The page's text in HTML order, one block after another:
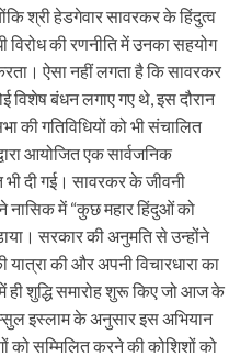
श्री हेडगेवार सावरकर के हिंदुत्व
की रणनीति में उनका सहयोग
ऐसा नहीं लगता है कि सावरकर
विशेष बंधन लगाए गए थे, इस दौरान
की गतिविधियों को भी संचालित
आयोजित एक सार्वजनिक
दी गई। सावरकर के जीवनी
में “कुछ महार हिंदुओं को
सरकार की अनुमति से उन्होंने
की और अपनी विचारधारा का
ही शुद्धि समारोह शुरू किए जो आज के
इस्लाम के अनुसार इस अभियान
को सम्मिलित करने की कोशिशों को